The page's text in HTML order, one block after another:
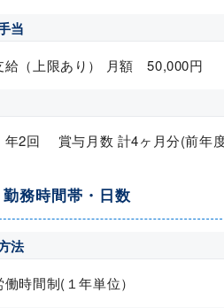
当
給（上限あり） 月額 50,000円
2回 賞与月数 計4ヶ月分(前年
勤務時間帯・日数
法
時間制(１年単位）